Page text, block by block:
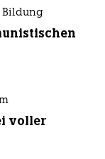
Bildung
voller